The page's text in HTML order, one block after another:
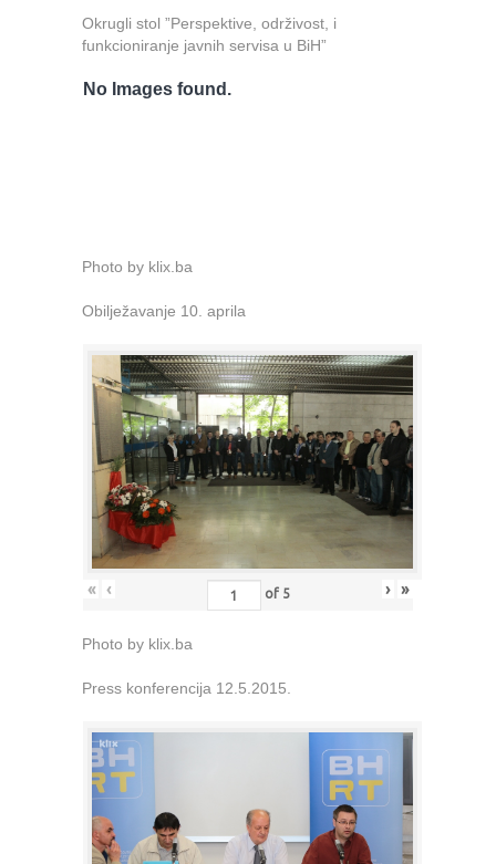
Okrugli stol ”Perspektive, održivost, i
funkcioniranje javnih servisa u BiH”
No Images found.
Photo by klix.ba
Obilježavanje 10. aprila
« ‹ of 5 › »
Photo by klix.ba
Press konferencija 12.5.2015.